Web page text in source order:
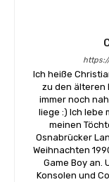
Ich heiße
zu den älteren
immer noch
liege :) Ich lebe
meinen
Osnabrücker
Weihnachten
Game Boy an.
Konsolen und